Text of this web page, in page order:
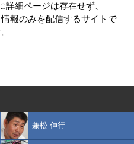
細ページは存在せず、
報のみを配信するサイトで
兼松 伸行